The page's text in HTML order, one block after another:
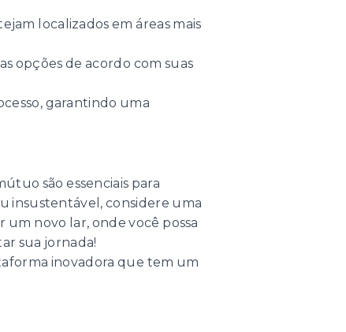
localizados em áreas mais
opções de acordo com suas
garantindo uma
são essenciais para
insustentável, considere uma
novo lar, onde você possa
sua jornada!
inovadora que tem um